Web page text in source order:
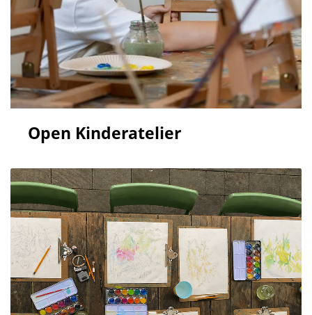
Open Kinderatelier